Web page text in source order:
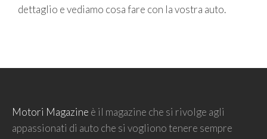
dettaglio e vediamo cosa fare con la vostra auto.
Motori Magazine è il magazine che si rivolge agli
appassionati di auto che si vogliono tenere sempre